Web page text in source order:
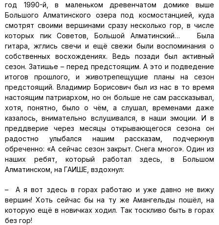
год 1990-й, в маленьком древенчатом домике выше
Большого Алматинского озера под космостанцией, куда
смотрят своими вершинами сразу несколько гор, в числе
которых пик Советов, Большой Алматинский… Была
гитара, жглись свечи и ещё свежи были воспоминания о
собственных восхождениях. Ведь позади был активный
сезон. Затишье – перед предстоящим. А это и подведение
итогов прошлого, и животрепещущие планы на сезон
предстоящий. Владимир Борисович был из нас в то время
настоящим патриархом, но он больше не сам рассказывал,
хотя, понятно, было о чём, а слушал, временами даже
казалось, внимательно вслушивался, в наши эмоции. И в
преддверие через месяцы открывающегося сезона он
радостно улыбался нашим рассказам, подчеркнув
обреченно: «А сейчас сезон закрыт. Снега много». Один из
наших ребят, который работал здесь, в Большом
Алматинском, на ГАИШЕ, вздохнул:
– А я вот здесь в горах работаю и уже давно не вижу
вершин! Хоть сейчас бы на ту же Амангельды пошёл, на
которую ещё в новичках ходил. Так тоскливо быть в горах
без гор!